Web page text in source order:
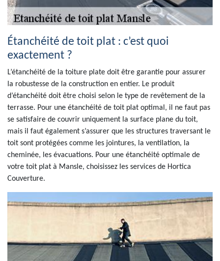
Étanchéité de toit plat : c’est quoi
exactement ?
L’étanchéité de la toiture plate doit être garantie pour assurer
la robustesse de la construction en entier. Le produit
d’étanchéité doit être choisi selon le type de revêtement de la
terrasse. Pour une étanchéité de toit plat optimal, il ne faut pas
se satisfaire de couvrir uniquement la surface plane du toit,
mais il faut également s’assurer que les structures traversant le
toit sont protégées comme les jointures, la ventilation, la
cheminée, les évacuations. Pour une étanchéité optimale de
votre toit plat à Mansle, choisissez les services de Hortica
Couverture.